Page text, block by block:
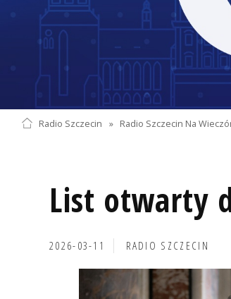
Radio Szczecin » Radio Szczecin Na
List otwarty
2026-03-11 RADIO SZCZECIN